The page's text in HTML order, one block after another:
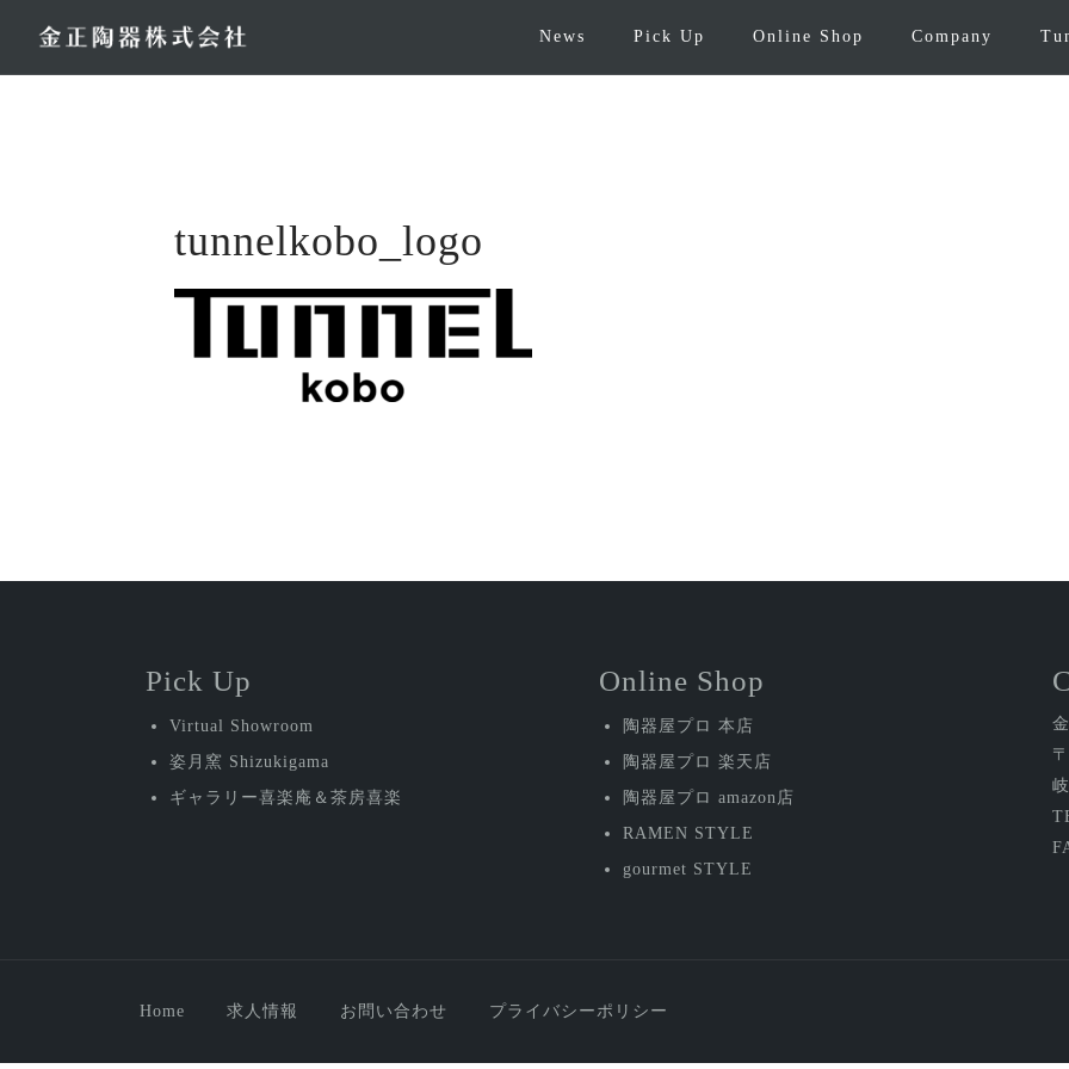
テ
News Pick Up Online Shop Company
tunnelkobo_logo
Pick Up
Virtual Showroom
姿月窯 Shizukigama
ギャラリー喜楽庵＆茶房喜楽
Online Shop
陶器屋プロ 本店
陶器屋プロ 楽天店
陶器屋プロ amazon店
RAMEN STYLE
gourmet STYLE
Home 求人情報 お問い合わせ プライバシーポリシー